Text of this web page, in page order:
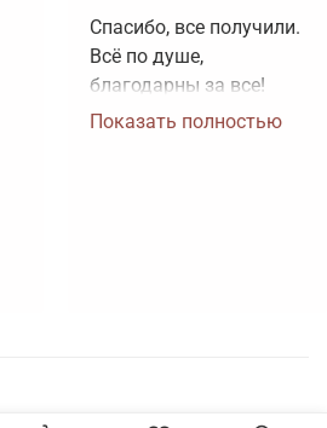
Спасибо, все получили.
Всё по душе,
благодарны за все!
Показать полностью